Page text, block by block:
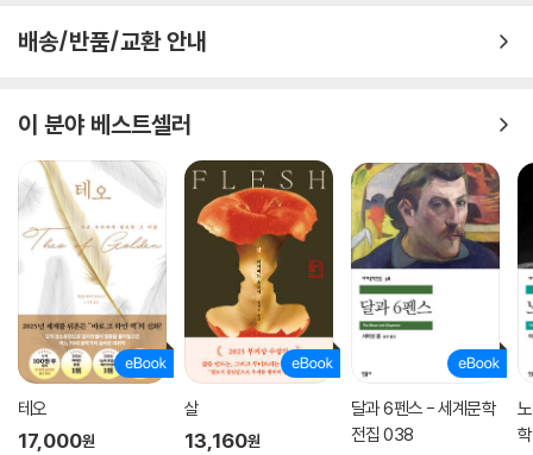
배송/반품/교환 안내
이 분야 베스트셀러
테오
17,000원
살
13,160원
달과 6펜스 - 세계문학
전집 038